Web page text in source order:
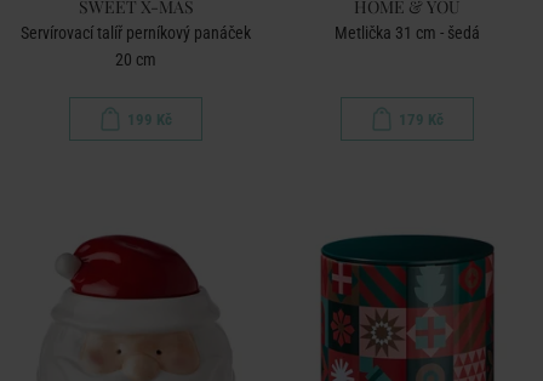
SWEET X-MAS
Servírovací talíř perníkový panáček
20 cm
199 Kč
HOME & YOU
Metlička 31 cm - šedá
179 Kč